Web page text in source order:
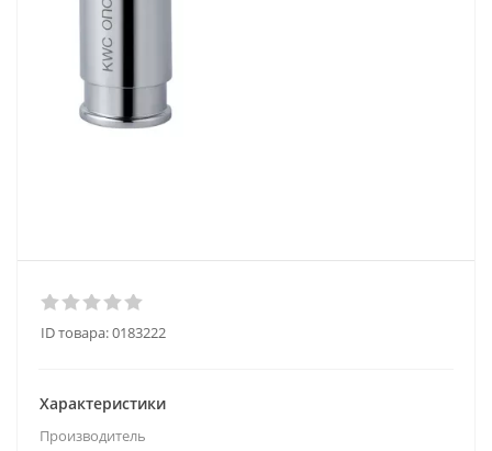
ID товара:0183222
Характеристики
Производитель